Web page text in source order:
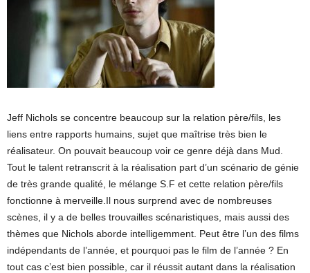
Jeff Nichols se concentre beaucoup sur la relation père/fils, les
liens entre rapports humains, sujet que maîtrise très bien le
réalisateur. On pouvait beaucoup voir ce genre déjà dans Mud.
Tout le talent retranscrit à la réalisation part d’un scénario de génie
de très grande qualité, le mélange S.F et cette relation père/fils
fonctionne à merveille.Il nous surprend avec de nombreuses
scènes, il y a de belles trouvailles scénaristiques, mais aussi des
thèmes que Nichols aborde intelligemment. Peut être l’un des films
indépendants de l’année, et pourquoi pas le film de l’année ? En
tout cas c’est bien possible, car il réussit autant dans la réalisation